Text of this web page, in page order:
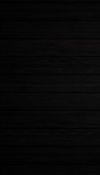
©2026 DILLIGAFJUICE Tous